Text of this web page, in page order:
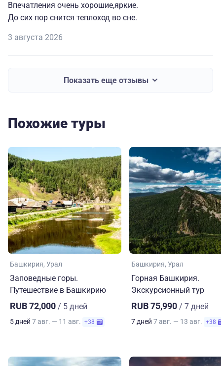
Впечатления очень хорошие,яркие.
До сих пор снится теплоход во сне.
3 августа 2026
Показать еще отзывы
Похожие туры
Башкирия Урал
Заповедные горы.
Путешествие в Башкирию
RUB 72,000 / 5 дней
5 дней 7 авг. — 11 авг. +38
Башкирия Урал
Горная Башкирия.
Экскурсионный тур
RUB 75,990 / 7 дней
7 дней 7 авг. — 13 авг. +38